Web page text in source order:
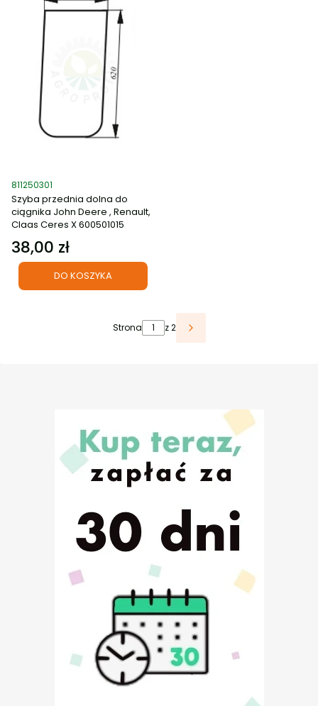
Kod produktu
811250301
Szyba przednia dolna do
ciągnika John Deere , Renault,
Claas Ceres X 600501015
Cena
38,00 zł
DO KOSZYKA
Strona z 2